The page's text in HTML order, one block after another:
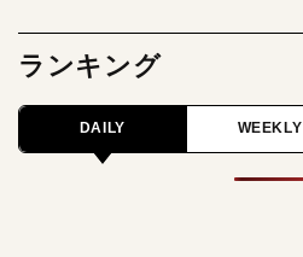
ランキング
DAILY WEEKLY